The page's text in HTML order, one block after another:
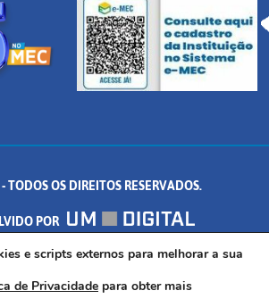
de ferramentas
TODOS OS DIREITOS RESERVADOS.
POR
328 - PALMEIRAS, FORMIGA/MG - CEP:
35.574.530
e scripts externos para melhorar a sua
de Privacidade para obter mais